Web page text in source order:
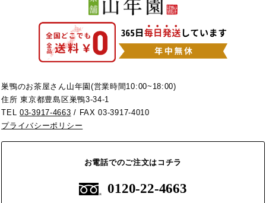
巣鴨のお茶屋さん山年園(営業時間10:00~18:00)
住所 東京都豊島区巣鴨3-34-1
TEL03-3917-4663 / FAX 03-3917-4010
プライバシーポリシー
お電話でのご注文はコチラ
0120-22-4663